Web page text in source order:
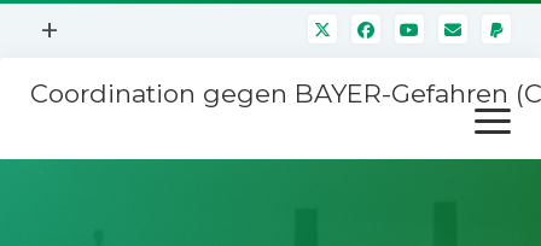
Menü
+
Mitmachen
Coordination gegen BAYER-Gefahren
Menü
öffnen